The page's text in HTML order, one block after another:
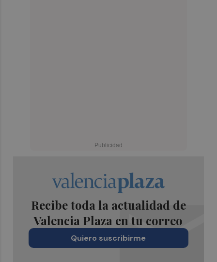
Recibe toda la actualidad de
Valencia Plaza en tu correo
Quiero suscribirme